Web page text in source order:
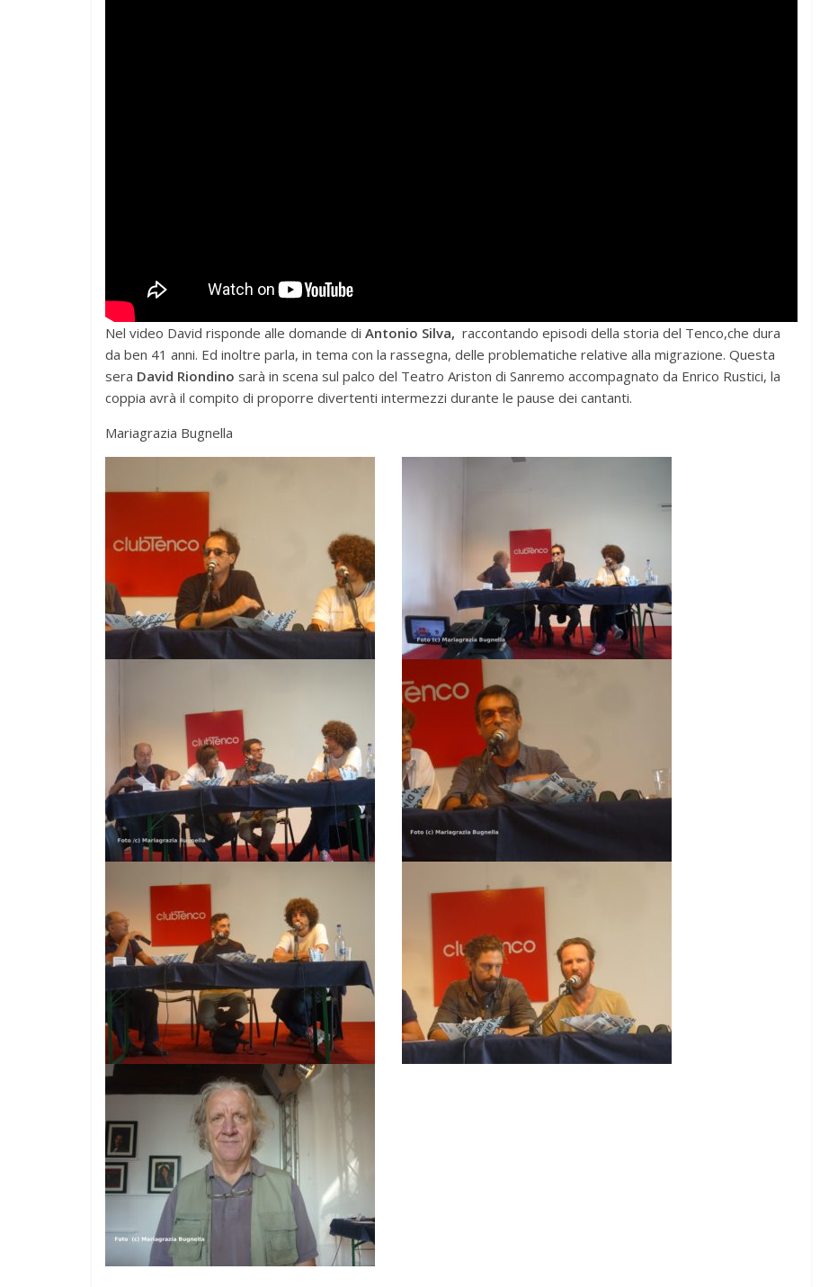
Nel video David risponde alle domande di Antonio Silva, raccontando episodi della storia del Tenco,che dura
da ben 41 anni. Ed inoltre parla, in tema con la rassegna, delle problematiche relative alla migrazione. Questa
sera David Riondino sarà in scena sul palco del Teatro Ariston di Sanremo accompagnato da Enrico Rustici, la
coppia avrà il compito di proporre divertenti intermezzi durante le pause dei cantanti.
Mariagrazia Bugnella